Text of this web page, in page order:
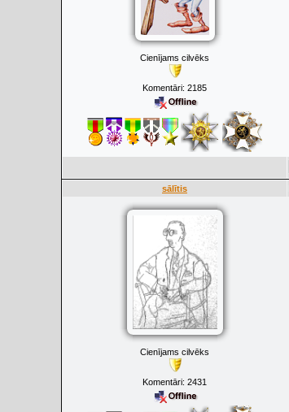
Cienījams cilvēks
Komentāri: 2185
sālītis
Cienījams cilvēks
Komentāri: 2431